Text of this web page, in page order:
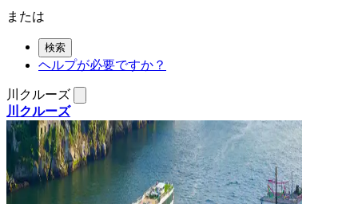
または
検索
ヘルプが必要ですか？
川クルーズ
川クルーズ